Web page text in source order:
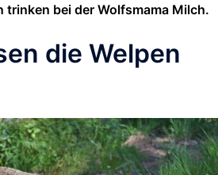
trinken bei der Wolfsmama Milch.
die Welpen